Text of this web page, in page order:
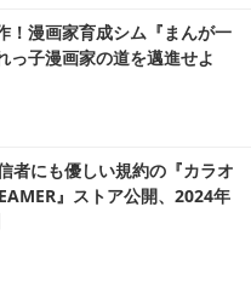
！漫画家育成シム『まんが一
っ子漫画家の道を邁進せよ
者にも優しい規約の『カラオ
』ストア公開、2024年